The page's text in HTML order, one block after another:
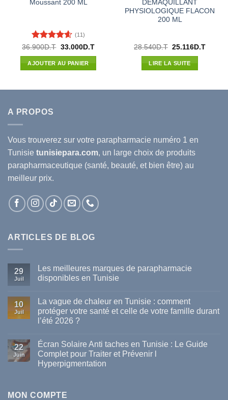
Moussant 200 ML
Note4.55
sur 5
(11)
36.900D.T Le
initial
était :
33.000D.TLe
AJOUTER AU PANIER
DEMAQUILLANT
PHYSIOLOGIQUE FLACON
200 ML
28.540D.T Le
initial
était :
25.116 D.TLe
LIRE LA SUITE
A PROPOS
Vous trouverez sur votre parapharmacie numéro 1 en
Tunisie tunisiepara.com, un large choix de produits
parapharmaceutique (santé, beauté, et bien être) au
meilleur prix.
ARTICLES DE BLOG
29
Juil
Les meilleures marques de parapharmacie
disponibles en Tunisie
sur
meilleures
marques
disponibles
en
Tunisie
10
Juil
La vague de chaleur en Tunisie : comment
protéger votre santé et celle de votre famille durant
l’été 2026 ?
sur
La
vague
de
comment
22
Juin
Écran Solaire Anti taches en Tunisie : Le Guide
Complet pour Traiter et Prévenir l
Hyperpigmentation
Écran
MON COMPTE